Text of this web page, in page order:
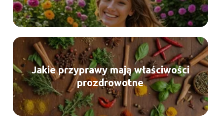
Jakie przyprawy mają właściwości
prozdrowotne